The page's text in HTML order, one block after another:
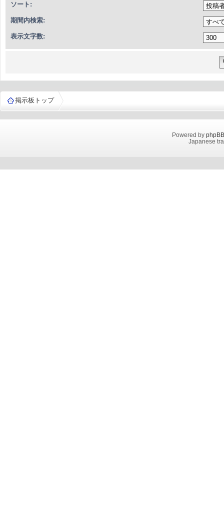
ソート:
期間内検索:
表示文字数:
掲示板トップ
Powered by phpBB
Japanese